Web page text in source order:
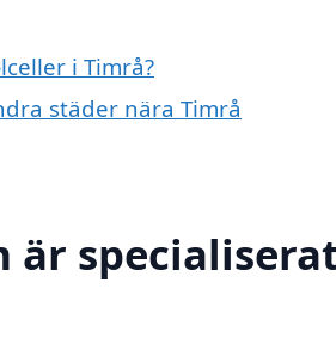
i Timrå?
städer nära Timrå
är